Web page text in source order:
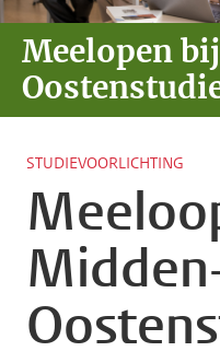
Meelopen bij
STUDIEVOORLICHTING